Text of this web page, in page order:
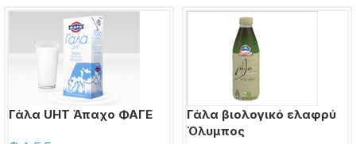
Γάλα UHT Άπαχο ΦΑΓΕ
Γάλα βιολογικό ελαφρύ
Όλυμπος